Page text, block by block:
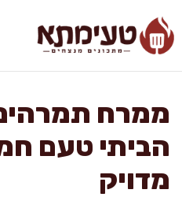
לתוכן
ממרח
הביתי טעם
מדויק